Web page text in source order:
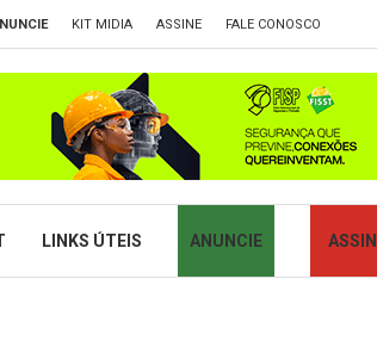
KIT MIDIA ASSINE FALE CONOSCO
LINKS ÚTEIS ANUNCIE